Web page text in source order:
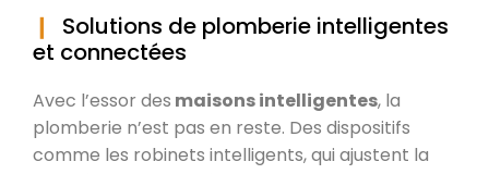
Solutions de plomberie intelligentes
et connectées
Avec l’essor des maisons intelligentes, la
plomberie n’est pas en reste. Des dispositifs
comme les robinets intelligents, qui ajustent la